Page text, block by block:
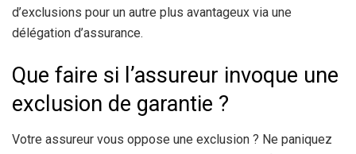
d’exclusions pour un autre plus avantageux via une
délégation d’assurance.
Que faire si l’assureur invoque une
exclusion de garantie ?
Votre assureur vous oppose une exclusion ? Ne paniquez